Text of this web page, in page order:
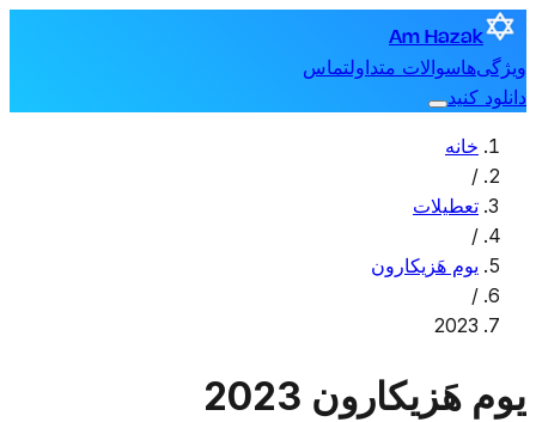
Am Hazak
ویژگی‌هاسوالات متداولتماس
دانلود کنید
خانه
/
تعطیلات
/
یوم هَزیکارون
/
2023
یوم هَزیکارون 2023